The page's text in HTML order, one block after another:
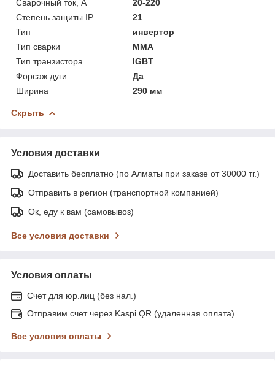
Сварочный ток, А
20-220
Степень защиты IP
21
Тип
инвертор
Тип сварки
ММА
Тип транзистора
IGBT
Форсаж дуги
Да
Ширина
290 мм
Скрыть
Условия доставки
Доставить бесплатно (по Алматы при заказе от 30000 тг.)
Отправить в регион (транспортной компанией)
Ок, еду к вам (самовывоз)
Все условия доставки
Условия оплаты
Счет для юр.лиц (без нал.)
Отправим счет через Kaspi QR (удаленная оплата)
Все условия оплаты